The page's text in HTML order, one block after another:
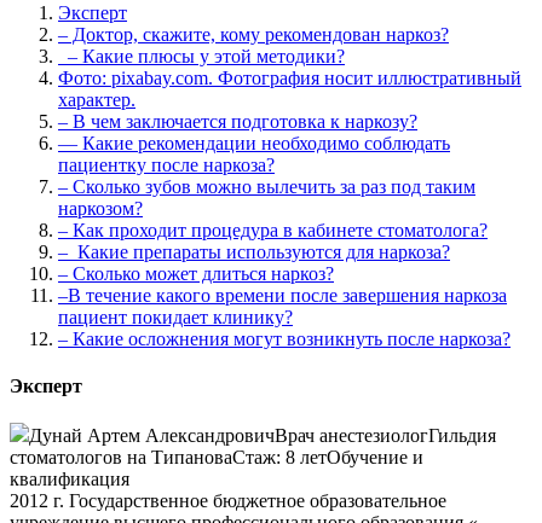
Эксперт
– Доктор, скажите, кому рекомендован наркоз?
– Какие плюсы у этой методики?
Фото: pixabay.com. Фотография носит иллюстративный
характер.
– В чем заключается подготовка к наркозу?
— Какие рекомендации необходимо соблюдать
пациентку после наркоза?
– Сколько зубов можно вылечить за раз под таким
наркозом?
– Как проходит процедура в кабинете стоматолога?
– Какие препараты используются для наркоза?
– Сколько может длиться наркоз?
–В течение какого времени после завершения наркоза
пациент покидает клинику?
– Какие осложнения могут возникнуть после наркоза?
Эксперт
Дунай Артем АлександровичВрач анестезиологГильдия
стоматологов на ТипановаСтаж: 8 летОбучение и
квалификация
2012 г. Государственное бюджетное образовательное